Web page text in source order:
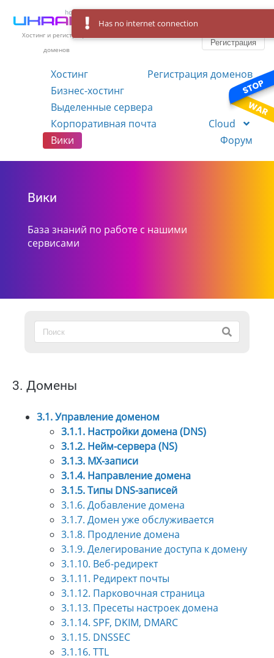
Хостинг и регистрация
доменов
Регистрация
Хостинг
Регистрация доменов
Бизнес-хостинг
VPS
Выделенные сервера
Корпоративная почта
Cloud
Вики
Форум
Вики
База знаний по работе с нашими
сервисами
3. Домены
3.1. Управление доменом
3.1.1. Настройки домена (DNS)
3.1.2. Нейм-сервера (NS)
3.1.3. MX-записи
3.1.4. Направление домена
3.1.5. Типы DNS-записей
3.1.6. Добавление домена
3.1.7. Домен уже обслуживается
3.1.8. Продление домена
3.1.9. Делегирование доступа к домену
3.1.10. Веб-редирект
3.1.11. Редирект почты
3.1.12. Парковочная страница
3.1.13. Пресеты настроек домена
3.1.14. SPF, DKIM, DMARC
3.1.15. DNSSEC
3.1.16. TTL
Has no internet connection